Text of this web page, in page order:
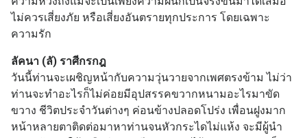
ไม่ควรเสี่ยงภัย หรือเสี่ยงอันตรายทุกประการ โดยเฉพาะ
ความรัก
ลัคนา (ลั) ราศีกรกฎ
วันนี้ท่านจะเผชิญหน้ากับความวุ่นวายจากเพศตรงข้าม ไม่ว่า
ท่านจะทำอะไรก็ไม่ค่อยมีอุปสรรคขวากหนามอะไรมาขัด
ขวาง ชีวิตประจำวันต่างๆ ค่อนข้างปลอดโปร่ง เพื่อนฝูงมาก
หน้าหลายตาติดต่อมาหาท่านจนหัวกระไดไม่แห้ง จะมีผู้นำ